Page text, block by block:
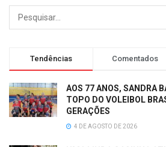
Tendências Comentados
AOS 77 ANOS, SANDRA
TOPO DO VOLEIBOL
GERAÇÕES
4 DE AGOSTO DE 2026